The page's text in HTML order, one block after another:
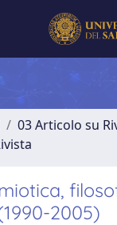
03 Articolo su
2005)